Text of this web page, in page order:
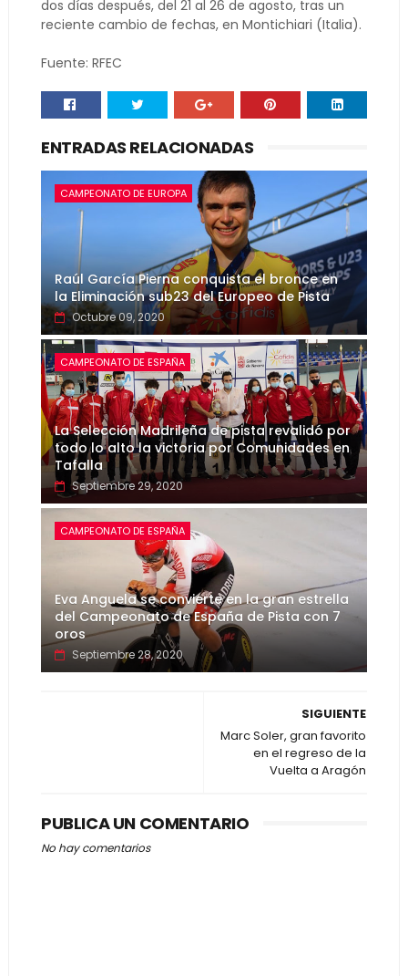
dos días después, del 21 al 26 de agosto, tras un
reciente cambio de fechas, en Montichiari (Italia).
Fuente: RFEC
ENTRADAS RELACIONADAS
CAMPEONATO DE EUROPA
Raúl García Pierna conquista el bronce en
la Eliminación sub23 del Europeo de Pista
Octubre 09, 2020
CAMPEONATO DE ESPAÑA
La Selección Madrileña de pista revalidó por
todo lo alto la victoria por Comunidades en
Tafalla
Septiembre 29, 2020
CAMPEONATO DE ESPAÑA
Eva Anguela se convierte en la gran estrella
del Campeonato de España de Pista con 7
oros
Septiembre 28, 2020
SIGUIENTE
Marc Soler, gran favorito
en el regreso de la
Vuelta a Aragón
PUBLICA UN COMENTARIO
No hay comentarios